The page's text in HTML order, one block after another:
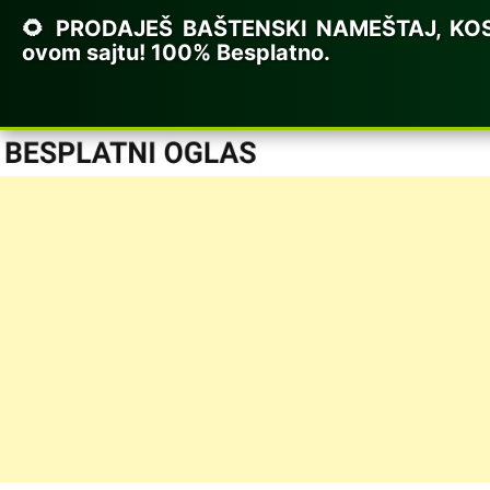
🌻 PRODAJEŠ BAŠTENSKI NAMEŠTAJ,
ovom sajtu! 100% Besplatno.